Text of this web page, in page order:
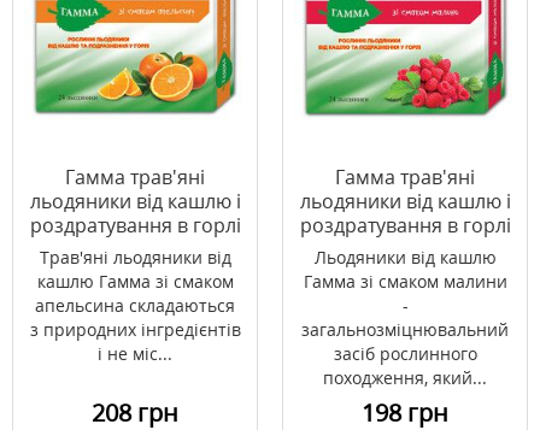
Гамма трав'яні
льодяники від кашлю і
роздратування в горлі
апельсин №24
Трав'яні льодяники від
кашлю Гамма зі смаком
апельсина складаються
з природних інгредієнтів
і не міс...
208 грн
Гамма трав'яні
льодяники від кашлю і
роздратування в горлі
малина №24
Льодяники від кашлю
Гамма зі смаком малини
-
загальнозміцнювальний
засіб рослинного
походження, який...
198 грн